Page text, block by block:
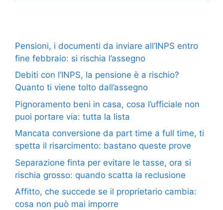
Pensioni, i documenti da inviare all’INPS entro
fine febbraio: si rischia l’assegno
Debiti con l’INPS, la pensione è a rischio?
Quanto ti viene tolto dall’assegno
Pignoramento beni in casa, cosa l’ufficiale non
puoi portare via: tutta la lista
Mancata conversione da part time a full time, ti
spetta il risarcimento: bastano queste prove
Separazione finta per evitare le tasse, ora si
rischia grosso: quando scatta la reclusione
Affitto, che succede se il proprietario cambia:
cosa non può mai imporre